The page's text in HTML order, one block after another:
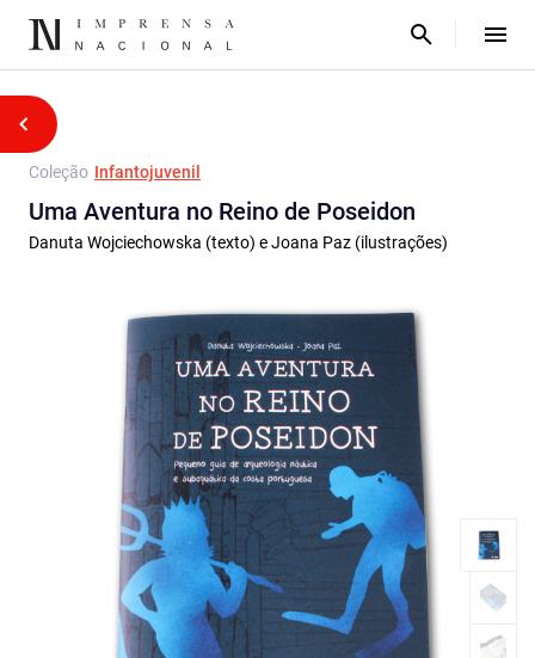
Coleção Infantojuvenil
Uma Aventura no Reino de Poseidon
Danuta Wojciechowska (texto) e Joana Paz (ilustrações)